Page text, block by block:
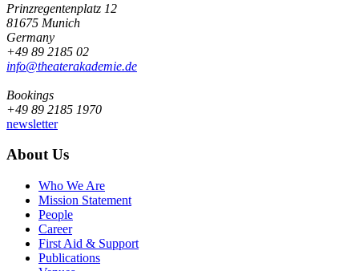
Prinzregentenplatz 12
81675 Munich
Germany
+49 89 2185 02
info@­theaterakademie.de
Bookings
+49 89 2185 1970
newsletter
About Us
Who We Are
Mission Statement
People
Career
First Aid & Support
Publications